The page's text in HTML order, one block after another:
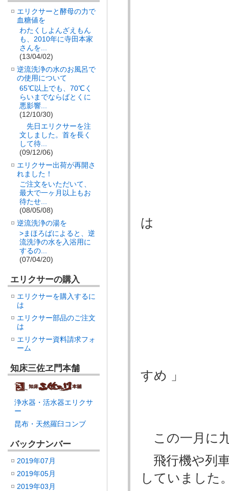
は
すめ 」
この一月に
飛行機や列
していました
エリクサーと酵母の力で
血糖値を
わたくしよんざえもん
も、2010年に寺田本家
さんを...
(13/04/02)
逆流洗浄の水のお風呂で
の使用について
65℃以上でも、70℃く
らいまでならばとくに
悪影響...
(12/10/30)
先日エリクサーを注
文しました。首を長く
して待...
(09/12/06)
エリクサー出荷が再開さ
れました！
ご注文をいただいて、
最大で一ヶ月以上もお
待たせ...
(08/05/08)
逆流洗浄の湯を
>まほろばによると、逆
流洗浄の水を入浴用に
するの...
(07/04/20)
エリクサーの購入
エリクサーを購入するに
は
エリクサー部品のご注文
は
エリクサー資料請求フォ
ーム
知床三佐ヱ門本舗
浄水器・活水器エリクサ
ー
昆布・天然羅臼コンブ
バックナンバー
2019年07月
2019年05月
2019年03月